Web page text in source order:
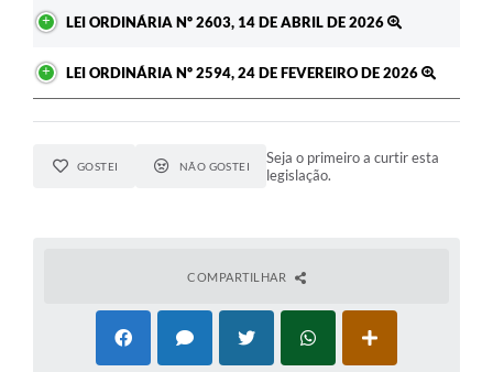
LEI ORDINÁRIA Nº 2603, 14 DE ABRIL DE 2026
LEI ORDINÁRIA Nº 2594, 24 DE FEVEREIRO DE 2026
GOSTEI NÃO GOSTEI
Seja o primeiro a curtir esta
legislação.
COMPARTILHAR